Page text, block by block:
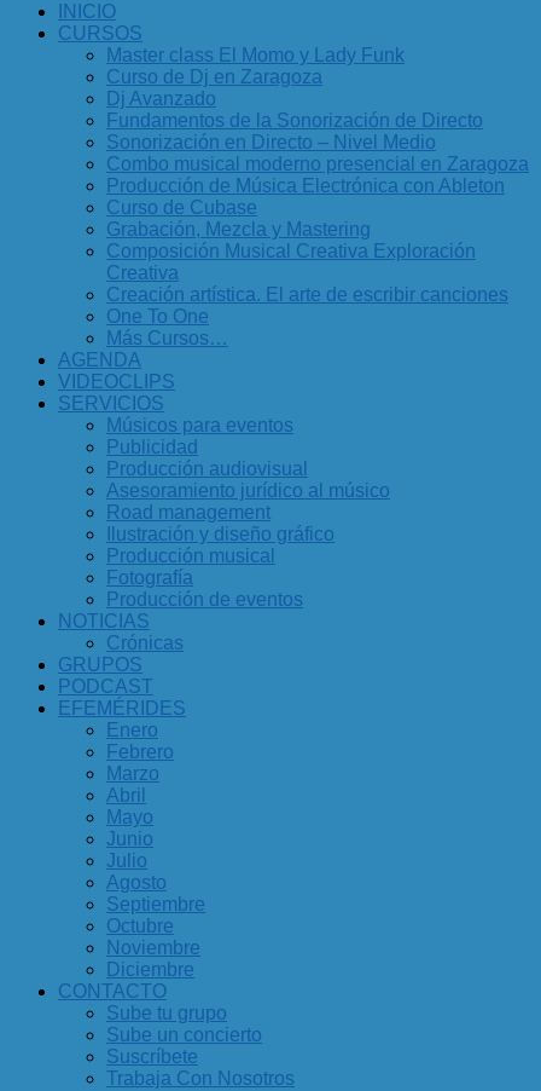
INICIO
CURSOS
Master class El Momo y Lady Funk
Curso de Dj en Zaragoza
Dj Avanzado
Fundamentos de la Sonorización de Directo
Sonorización en Directo – Nivel Medio
Combo musical moderno presencial en Zaragoza
Producción de Música Electrónica con Ableton
Curso de Cubase
Grabación, Mezcla y Mastering
Composición Musical Creativa Exploración
Creativa
Creación artística. El arte de escribir canciones
One To One
Más Cursos…
AGENDA
VIDEOCLIPS
SERVICIOS
Músicos para eventos
Publicidad
Producción audiovisual
Asesoramiento jurídico al músico
Road management
Ilustración y diseño gráfico
Producción musical
Fotografía
Producción de eventos
NOTICIAS
Crónicas
GRUPOS
PODCAST
EFEMÉRIDES
Enero
Febrero
Marzo
Abril
Mayo
Junio
Julio
Agosto
Septiembre
Octubre
Noviembre
Diciembre
CONTACTO
Sube tu grupo
Sube un concierto
Suscríbete
Trabaja Con Nosotros